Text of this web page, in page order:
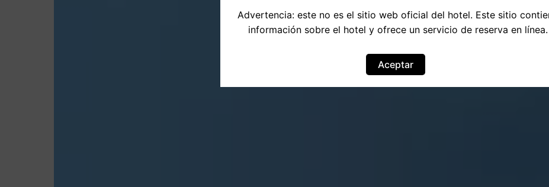
Advertencia: este no es el sitio web oficial del hotel. Este sitio
información sobre el hotel y ofrece un servicio de reserva en línea.
Aceptar